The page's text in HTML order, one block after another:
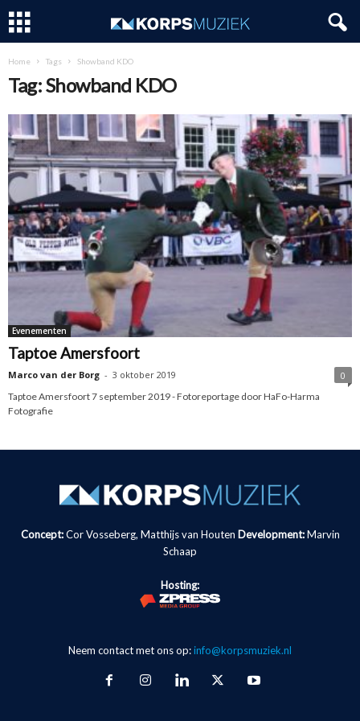
Home Tags Showband KDO
Tag: Showband KDO
Evenementen
Taptoe Amersfoort
Marco van der Borg - 3 oktober 2019
0
Taptoe Amersfoort 7 september 2019 - Fotoreportage door HaFo-Harma
Fotografie
Concept:Cor Vosseberg, Matthijs van Houten Development: Marvin
Schaap
Hosting:
Neem contact met ons op:info@korpsmuziek.nl